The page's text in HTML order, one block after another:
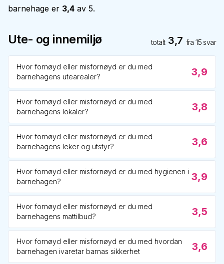
barnehage er 3,4 av 5.
Ute- og innemiljø totalt 3,7 fra15 svar
Hvor fornøyd eller misfornøyd er du med
barnehagens utearealer?
3,9
Hvor fornøyd eller misfornøyd er du med
barnehagens lokaler?
3,8
Hvor fornøyd eller misfornøyd er du med
barnehagens leker og utstyr?
3,6
Hvor fornøyd eller misfornøyd er du med hygienen i
barnehagen?
3,9
Hvor fornøyd eller misfornøyd er du med
barnehagens mattilbud?
3,5
Hvor fornøyd eller misfornøyd er du med hvordan
barnehagen ivaretar barnas sikkerhet
3,6